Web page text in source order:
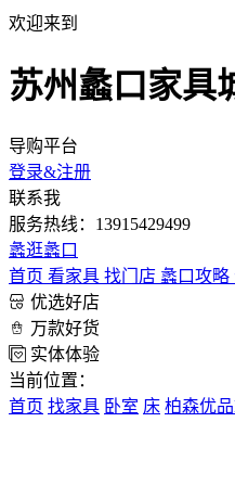
欢迎来到
苏州蠡口家具
导购平台
登录&注册
联系我
服务热线：13915429499
蠡逛蠡口
首页 看家具 找门店 蠡口攻略
优选好店
万款好货
实体体验
当前位置：
首页 找家具 卧室 床 柏森优